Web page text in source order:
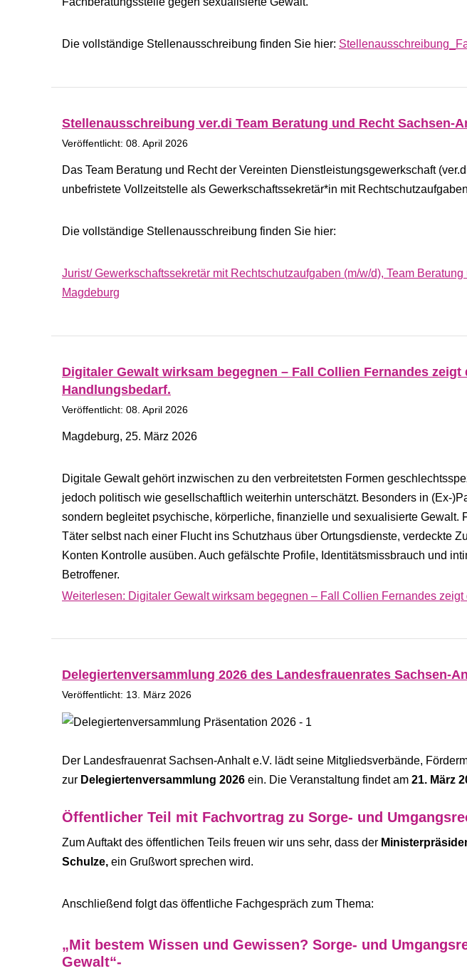
Die vollständige Stellenausschreibung finden Sie hier:
Stellenausschreibung ver.di Team Beratung und Recht Sachsen-
Veröffentlicht: 08. April 2026
Das Team Beratung und Recht der Vereinten Dienstleistungsgewerkschaft
unbefristete Vollzeitstelle als Gewerkschaftssekretär*in mit
Die vollständige Stellenausschreibung finden Sie hier:
Jurist/ Gewerkschaftssekretär mit Rechtschutzaufgaben (m/w/d), Team
Magdeburg
Digitaler Gewalt wirksam begegnen – Fall Collien Fernandes
Handlungsbedarf.
Veröffentlicht: 08. April 2026
Magdeburg, 25. März 2026
Digitale Gewalt gehört inzwischen zu den verbreitetsten Formen
jedoch politisch wie gesellschaftlich weiterhin unterschätzt. Besonders in (Ex-
sondern begleitet psychische, körperliche, finanzielle und sexualisierte Gewalt.
Täter selbst nach einer Flucht ins Schutzhaus über Ortungsdienste, verdeckte
Konten Kontrolle ausüben. Auch gefälschte Profile, Identitätsmissbrauch und
Betroffener.
Weiterlesen: Digitaler Gewalt wirksam begegnen – Fall Collien Fernandes
Delegiertenversammlung 2026 des Landesfrauenrates Sachsen-
Veröffentlicht: 13. März 2026
Der Landesfrauenrat Sachsen-Anhalt e.V. lädt seine Mitgliedsverbände,
zur Delegiertenversammlung 2026 ein. Die Veranstaltung findet am 21. März
Öffentlicher Teil mit Fachvortrag zu Sorge- und
Zum Auftakt des öffentlichen Teils freuen wir uns sehr, dass der
Schulze, ein Grußwort sprechen wird.
Anschließend folgt das öffentliche Fachgespräch zum Thema:
„Mit bestem Wissen und Gewissen? Sorge- und
Gewalt“-